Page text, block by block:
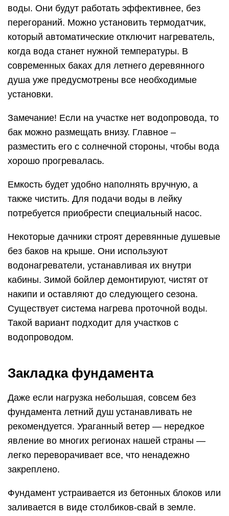
воды. Они будут работать эффективнее, без
перегораний. Можно установить термодатчик,
который автоматические отключит нагреватель,
когда вода станет нужной температуры. В
современных баках для летнего деревянного
душа уже предусмотрены все необходимые
установки.
Замечание! Если на участке нет водопровода, то
бак можно размещать внизу. Главное –
разместить его с солнечной стороны, чтобы вода
хорошо прогревалась.
Емкость будет удобно наполнять вручную, а
также чистить. Для подачи воды в лейку
потребуется приобрести специальный насос.
Некоторые дачники строят деревянные душевые
без баков на крыше. Они используют
водонагреватели, устанавливая их внутри
кабины. Зимой бойлер демонтируют, чистят от
накипи и оставляют до следующего сезона.
Существует система нагрева проточной воды.
Такой вариант подходит для участков с
водопроводом.
Закладка фундамента
Даже если нагрузка небольшая, совсем без
фундамента летний душ устанавливать не
рекомендуется. Ураганный ветер — нередкое
явление во многих регионах нашей страны —
легко переворачивает все, что ненадежно
закреплено.
Фундамент устраивается из бетонных блоков или
заливается в виде столбиков-свай в земле.